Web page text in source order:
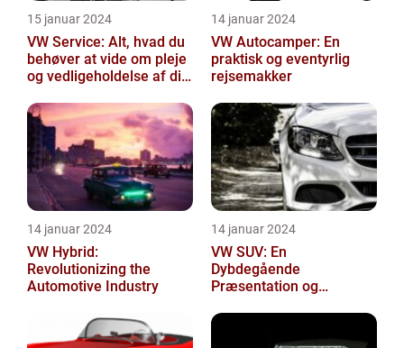
15 januar 2024
VW Service: Alt, hvad du
behøver at vide om pleje
og vedligeholdelse af din
14 januar 2024
VW Autocamper: En
praktisk og eventyrlig
rejsemakker
14 januar 2024
VW Hybrid:
Revolutionizing the
Automotive Industry
14 januar 2024
VW SUV: En
Dybdegående
Præsentation og